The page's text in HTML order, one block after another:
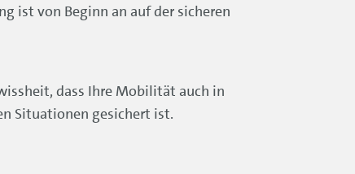
ist von Beginn an auf der sicheren
dass Ihre Mobilität auch in
Situationen gesichert ist.